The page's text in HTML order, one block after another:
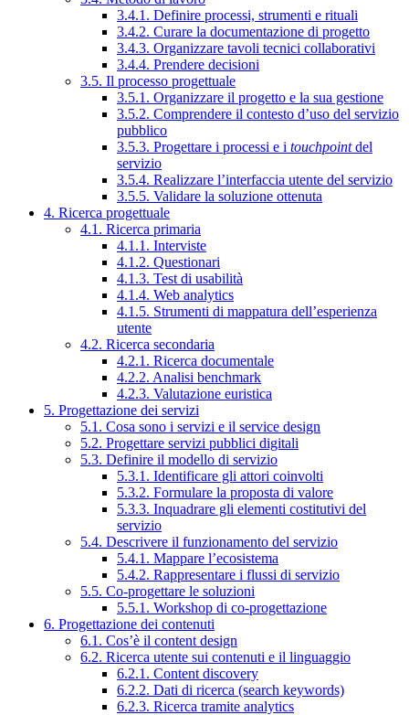
3.4.1. Definire processi, strumenti e rituali
3.4.2. Curare la documentazione di progetto
3.4.3. Organizzare tavoli tecnici collaborativi
3.4.4. Prendere decisioni
3.5. Il processo progettuale
3.5.1. Organizzare il progetto e la sua gestione
3.5.2. Comprendere il contesto d’uso del servizio
pubblico
3.5.3. Progettare i processi e i touchpointdel
servizio
3.5.4. Realizzare l’interfaccia utente del servizio
3.5.5. Validare la soluzione ottenuta
4. Ricerca progettuale
4.1. Ricerca primaria
4.1.1. Interviste
4.1.2. Questionari
4.1.3. Test di usabilità
4.1.4. Web analytics
4.1.5. Strumenti di mappatura dell’esperienza
utente
4.2. Ricerca secondaria
4.2.1. Ricerca documentale
4.2.2. Analisi benchmark
4.2.3. Valutazione euristica
5. Progettazione dei servizi
5.1. Cosa sono i servizi e il service design
5.2. Progettare servizi pubblici digitali
5.3. Definire il modello di servizio
5.3.1. Identificare gli attori coinvolti
5.3.2. Formulare la proposta di valore
5.3.3. Inquadrare gli elementi costitutivi del
servizio
5.4. Descrivere il funzionamento del servizio
5.4.1. Mappare l’ecosistema
5.4.2. Rappresentare i flussi di servizio
5.5. Co-progettare le soluzioni
5.5.1. Workshop di co-progettazione
6. Progettazione dei contenuti
6.1. Cos’è il content design
6.2. Ricerca utente sui contenuti e il linguaggio
6.2.1. Content discovery
6.2.2. Dati di ricerca (search keywords)
6.2.3. Ricerca tramite analytics